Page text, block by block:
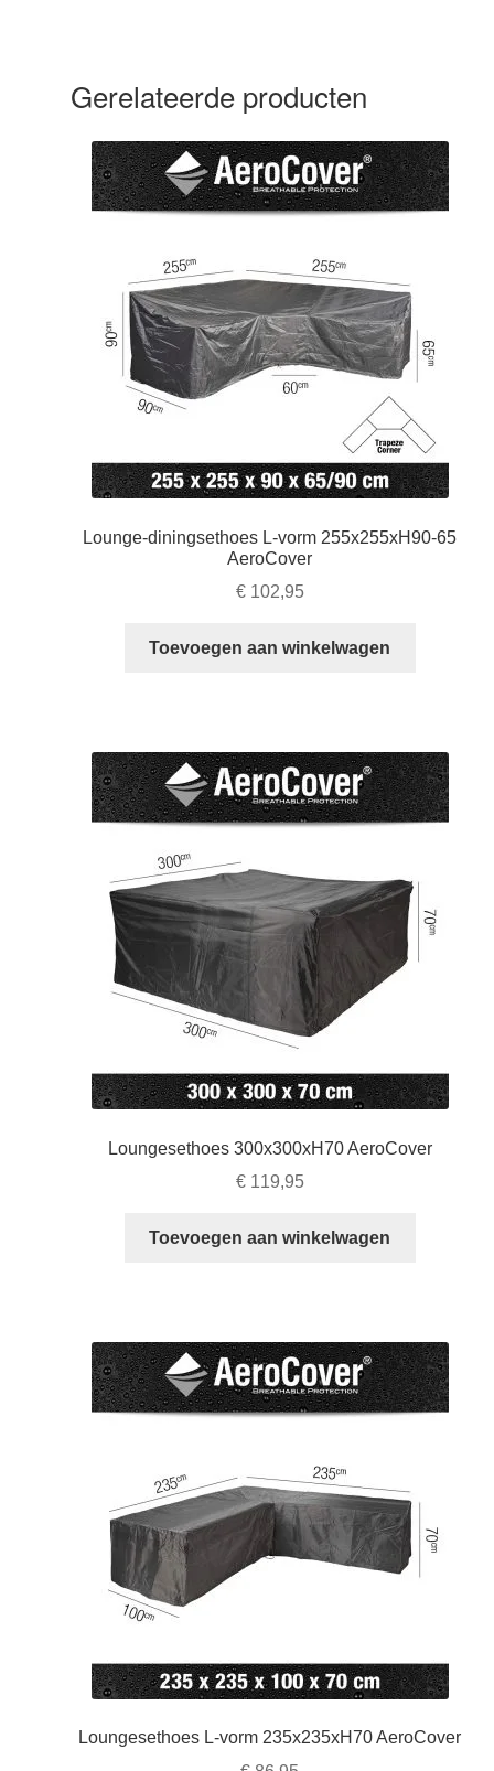
Gerelateerde producten
Lounge-diningsethoes L-vorm 255x255xH90-65
AeroCover
€102,95
Toevoegen aan winkelwagen
Loungesethoes 300x300xH70 AeroCover
€119,95
Toevoegen aan winkelwagen
Loungesethoes L-vorm 235x235xH70 AeroCover